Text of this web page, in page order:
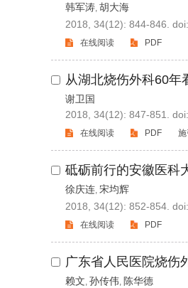
韩军涛, 胡大海
2018, 34(12): 844-846. doi:
在线阅读 PDF
从湖北烧伤外科60年
谢卫国
2018, 34(12): 847-851. doi:
在线阅读 PDF
砥砺前行的安徽医科
徐庆连, 宋均辉
2018, 34(12): 852-854. doi:
在线阅读 PDF
广东省人民医院烧伤
赖文, 孙传伟, 陈华德